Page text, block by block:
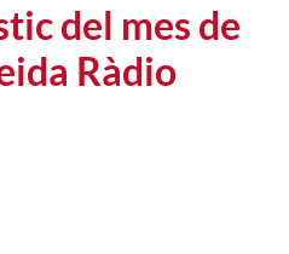
del mes de
Ràdio